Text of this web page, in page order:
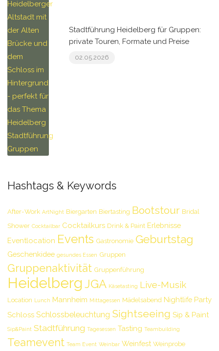
Stadtführung Heidelberg für Gruppen:
private Touren, Formate und Preise
02.05.2026
Hashtags & Keywords
After-Work ArtNight Biergarten Biertasting Bootstour Bridal
Shower Cocktailbar Cocktailkurs Drink & Paint Erlebnisse
Eventlocation Events Gastronomie Geburtstag
Geschenkidee gesundes Essen Gruppen
Gruppenaktivität Gruppenführung
Heidelberg JGA Käsetasting Live-Musik
Location Lunch Mannheim Mittagessen Mädelsabend Nightlife Party
Schloss Schlossbeleuchtung Sightseeing Sip & Paint
Sip&Paint Stadtführung Tagesessen Tasting Teambuilding
Teamevent Team Event Weinbar Weinfest Weinprobe